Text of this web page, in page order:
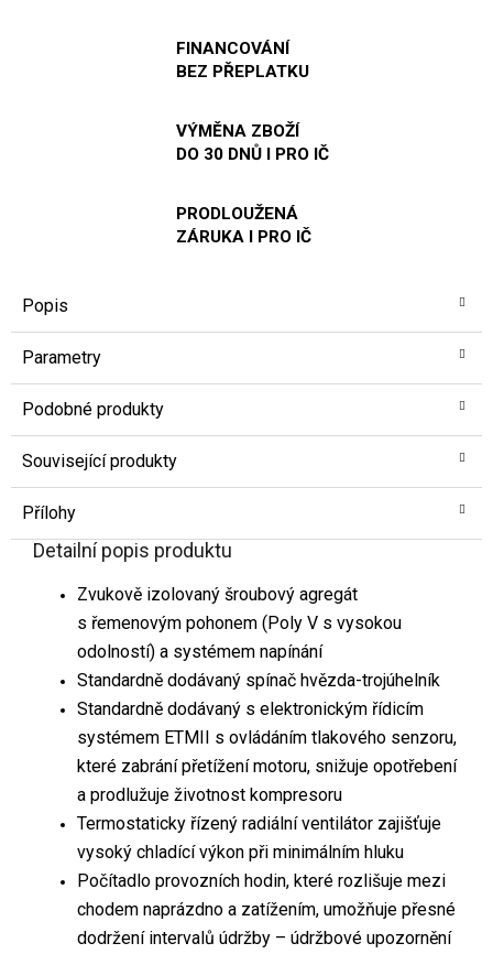
FINANCOVÁNÍ
BEZ PŘEPLATKU
VÝMĚNA ZBOŽÍ
DO 30 DNŮ I PRO IČ
PRODLOUŽENÁ
ZÁRUKA I PRO IČ
Popis
Parametry
Podobné produkty
Související produkty
Přílohy
Detailní popis produktu
Zvukově izolovaný šroubový agregát
s řemenovým pohonem (Poly V s vysokou
odolností) a systémem napínání
Standardně dodávaný spínač hvězda-trojúhelník
Standardně dodávaný s elektronickým řídicím
systémem ETMII s ovládáním tlakového senzoru,
které zabrání přetížení motoru, snižuje opotřebení
a prodlužuje životnost kompresoru
Termostaticky řízený radiální ventilátor zajišťuje
vysoký chladící výkon při minimálním hluku
Počítadlo provozních hodin, které rozlišuje mezi
chodem naprázdno a zatížením, umožňuje přesné
dodržení intervalů údržby – údržbové upozornění